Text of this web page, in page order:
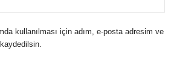
kullanılması için adım, e-posta adresim ve